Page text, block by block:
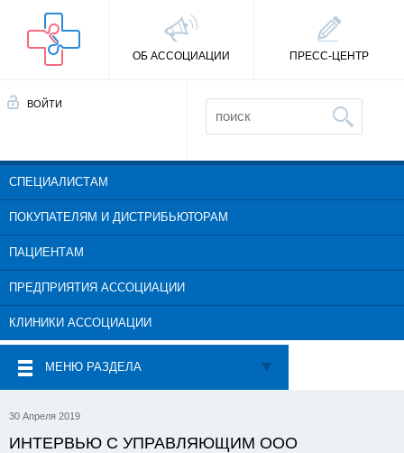
ОБ АССОЦИАЦИИ ПРЕСС-ЦЕНТР
ВОЙТИ
СПЕЦИАЛИСТАМ
ПОКУПАТЕЛЯМ И ДИСТРИБЬЮТОРАМ
ПАЦИЕНТАМ
ПРЕДПРИЯТИЯ АССОЦИАЦИИ
КЛИНИКИ АССОЦИАЦИИ
МЕНЮ РАЗДЕЛА
30 Апреля 2019
ИНТЕРВЬЮ С УПРАВЛЯЮЩИМ ООО